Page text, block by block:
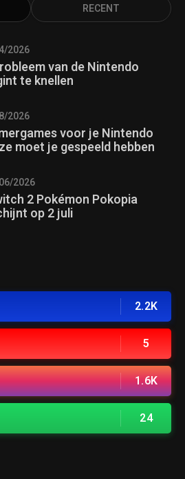
RECENT
2026
van de Nintendo
te knellen
2026
voor je Nintendo
moet je gespeeld hebben
2026
2 Pokémon Pokopia
op 2 juli
2.2K
5
1.6K
24